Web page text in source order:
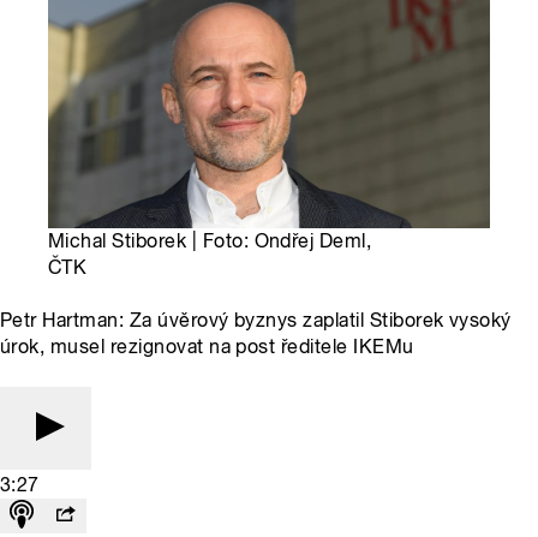
Michal Stiborek | Foto: Ondřej Deml,
ČTK
Petr Hartman: Za úvěrový byznys zaplatil Stiborek vysoký
úrok, musel rezignovat na post ředitele IKEMu
3:27